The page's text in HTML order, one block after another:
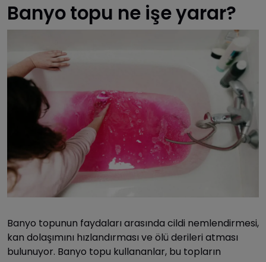
Banyo topu ne işe yarar?
Banyo topunun faydaları arasında cildi nemlendirmesi,
kan dolaşımını hızlandırması ve ölü derileri atması
bulunuyor. Banyo topu kullananlar, bu topların